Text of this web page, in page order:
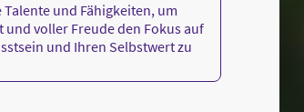
Talente und Fähigkeiten, um
voller Freude den Fokus auf
und Ihren Selbstwert zu